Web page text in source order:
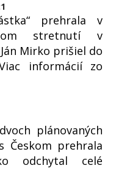
prehrala v
stretnutí v
Mirko prišiel do
informácií zo
plánovaných
Českom prehrala
odchytal celé